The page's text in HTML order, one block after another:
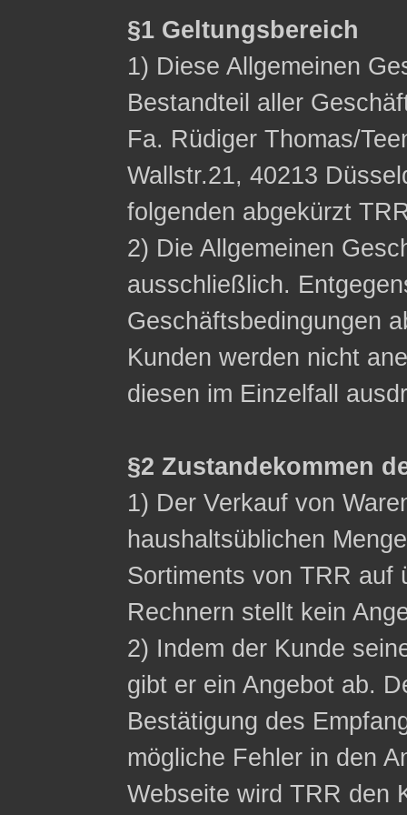
§1 Geltungsbereich
1) Diese Allgemeinen
Bestandteil aller
Fa. Rüdiger Thomas/
Wallstr.21, 40213
folgenden abgekürzt
2) Die Allgemeinen
ausschließlich.
Geschäftsbedingungen
Kunden werden nicht
diesen im Einzelfall
§2 Zustandekommen
1) Der Verkauf von
haushaltsüblichen
Sortiments von TRR auf
Rechnern stellt kein
2) Indem der Kunde
gibt er ein Angebot ab.
Bestätigung des
mögliche Fehler in den
Webseite wird TRR den